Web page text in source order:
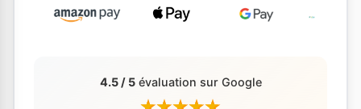
4.5 / 5évaluation sur Google